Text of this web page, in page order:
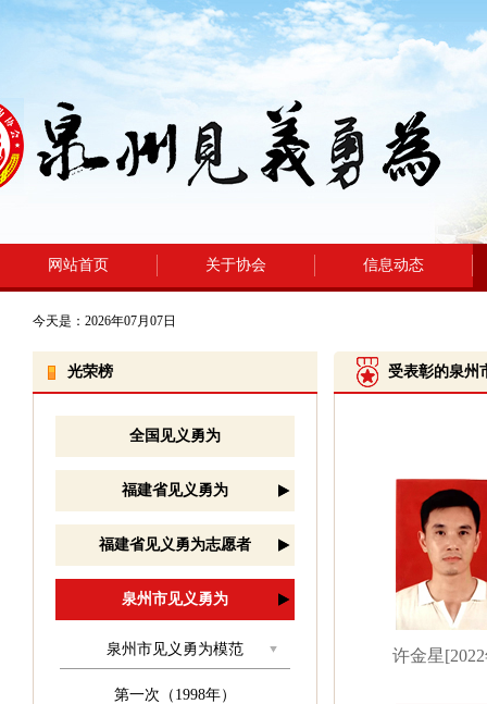
网站首页 关于协会 信息动态
今天是：2026年07月07日
受表彰的泉州
许金星
光荣榜
全国见义勇为
福建省见义勇为
福建省见义勇为志愿者
泉州市见义勇为
泉州市见义勇为模范
第一次（1998年）